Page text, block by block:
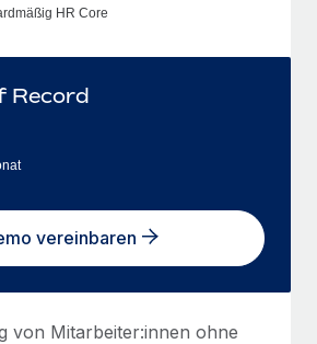
HR Core
Record
vereinbaren
von Mitarbeiter:innen ohne